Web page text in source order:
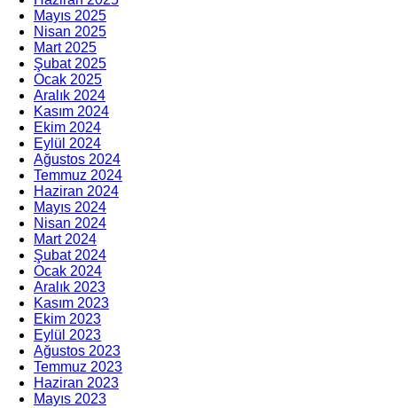
Mayıs 2025
Nisan 2025
Mart 2025
Şubat 2025
Ocak 2025
Aralık 2024
Kasım 2024
Ekim 2024
Eylül 2024
Ağustos 2024
Temmuz 2024
Haziran 2024
Mayıs 2024
Nisan 2024
Mart 2024
Şubat 2024
Ocak 2024
Aralık 2023
Kasım 2023
Ekim 2023
Eylül 2023
Ağustos 2023
Temmuz 2023
Haziran 2023
Mayıs 2023